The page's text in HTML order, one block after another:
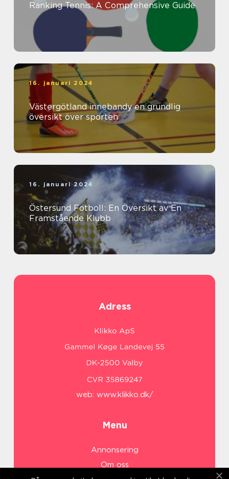
Ranking Tennis: A Comprehensive Guide
16. januari 2024
Västergötland innebandy en grundlig
översikt över sporten
16. januari 2024
Östersund Fotboll: En Översikt av En
Framstående Klubb
Adress
web: www.klikko.dk/
Menu
Annonsering
Om oss